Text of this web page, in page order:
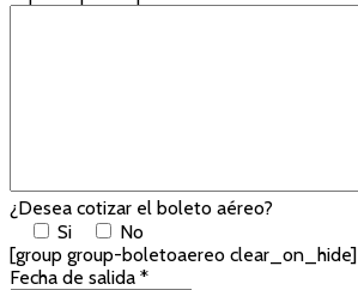
¿Desea cotizar el boleto aéreo?
Si
No
[group group-boletoaereo clear_on_hide]
Fecha de salida *